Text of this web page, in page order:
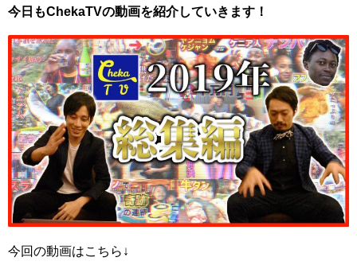
今日もChekaTVの動画を紹介していきます！
今回の動画はこちら↓